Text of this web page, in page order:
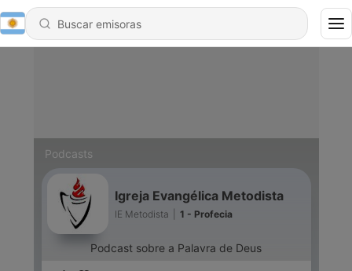
Podcasts
Igreja Evangélica Metodista
IE Metodista 1 - Profecia
Podcast sobre a Palavra de Deus